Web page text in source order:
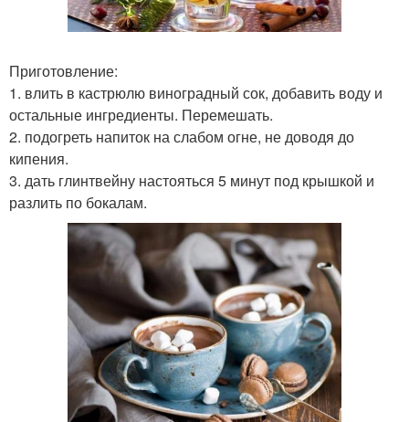
Приготовление:
1. влить в кастрюлю виноградный сок, добавить воду и
остальные ингредиенты. Перемешать.
2. подогреть напиток на слабом огне, не доводя до
кипения.
3. дать глинтвейну настояться 5 минут под крышкой и
разлить по бокалам.